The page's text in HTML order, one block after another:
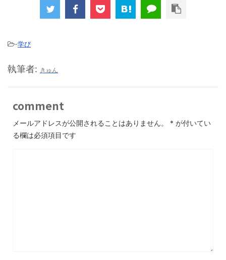
-学び
執筆者: きゅん
comment
メールアドレスが公開されることはありません。 * が付いてい
る欄は必須項目です